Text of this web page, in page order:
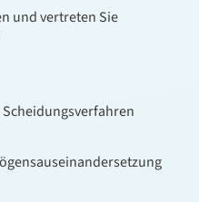
und vertreten Sie